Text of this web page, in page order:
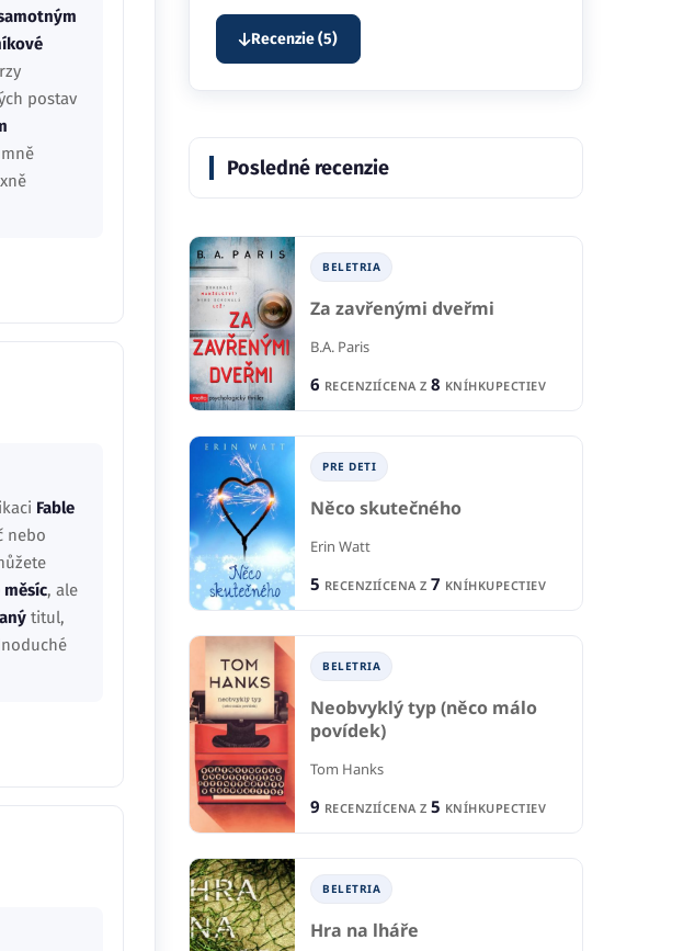
postav
Fable
nebo
měsíc, ale
titul,
Recenzie (5)
Posledné recenzie
BELETRIA
Za zavřenými dveřmi
B.A. Paris
6 RECENZIÍCENA Z 8 KNÍHKUPECTIEV
PRE DETI
Něco skutečného
Erin Watt
5 RECENZIÍCENA Z 7 KNÍHKUPECTIEV
BELETRIA
Neobvyklý typ (něco málo
povídek)
Tom Hanks
9 RECENZIÍCENA Z 5 KNÍHKUPECTIEV
BELETRIA
Hra na lháře